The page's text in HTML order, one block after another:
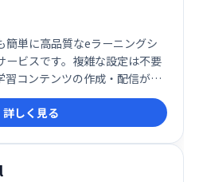
簡単に高品質なeラーニングシ
ービスです。複雑な設定は不要
習コンテンツの作成・配信が可
効果的なeラーニングを実現
に貢献します。
詳しく見る